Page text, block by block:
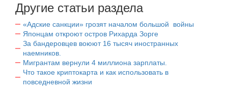
Другие статьи раздела
«Адские санкции» грозят началом большой войны
Японцам откроют остров Рихарда Зорге
За бандеровцев воюют 16 тысяч иностранных
наемников.
Мигрантам вернули 4 миллиона зарплаты.
Что такое криптокарта и как использовать в
повседневной жизни